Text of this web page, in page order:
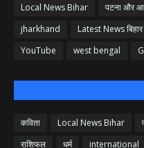
Local News Bihar पटना और
jharkhand
Latest News
YouTube
west bengal
कविता Local News Bihar
राशिफल
धर्म international